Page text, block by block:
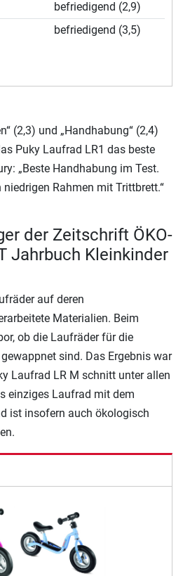
befriedigend (2,9)
befriedigend (3,5)
(2,3) und „Handhabung“ (2,4)
Puky Laufrad LR1 das beste
„Beste Handhabung im Test.
Rahmen mit Trittbrett.“
der Zeitschrift ÖKO-
Jahrbuch Kleinkinder
auf deren
Materialien. Beim
ob die Laufräder für die
sind. Das Ergebnis war
Laufrad LR M schnitt unter allen
einziges Laufrad mit dem
ist insofern auch ökologisch